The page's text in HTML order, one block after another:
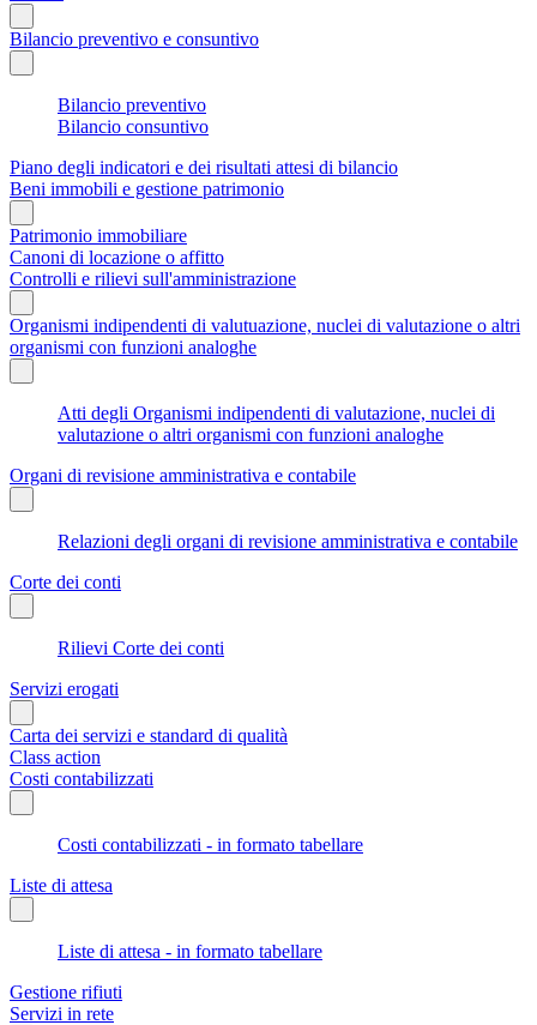
Bilancio preventivo e consuntivo
Bilancio preventivo
Bilancio consuntivo
Piano degli indicatori e dei risultati attesi di bilancio
Beni immobili e gestione patrimonio
Patrimonio immobiliare
Canoni di locazione o affitto
Controlli e rilievi sull'amministrazione
Organismi indipendenti di valutuazione, nuclei di valutazione o altri
organismi con funzioni analoghe
Atti degli Organismi indipendenti di valutazione, nuclei di
valutazione o altri organismi con funzioni analoghe
Organi di revisione amministrativa e contabile
Relazioni degli organi di revisione amministrativa e contabile
Corte dei conti
Rilievi Corte dei conti
Servizi erogati
Carta dei servizi e standard di qualità
Class action
Costi contabilizzati
Costi contabilizzati - in formato tabellare
Liste di attesa
Liste di attesa - in formato tabellare
Gestione rifiuti
Servizi in rete